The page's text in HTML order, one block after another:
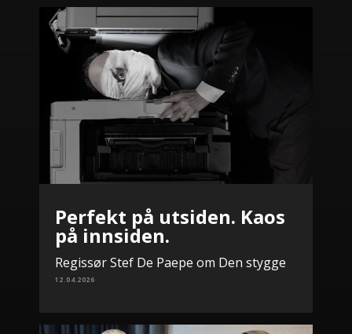
Perfekt på utsiden. Kaos
på innsiden.
Regissør Stef De Paepe om Den stygge
12.04.2026